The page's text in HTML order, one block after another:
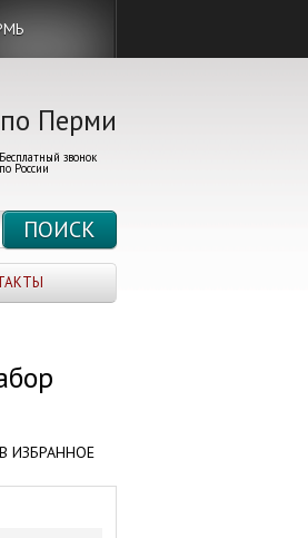
по Перми
Бесплатный звонок
по России
ИЗБРАННОЕ